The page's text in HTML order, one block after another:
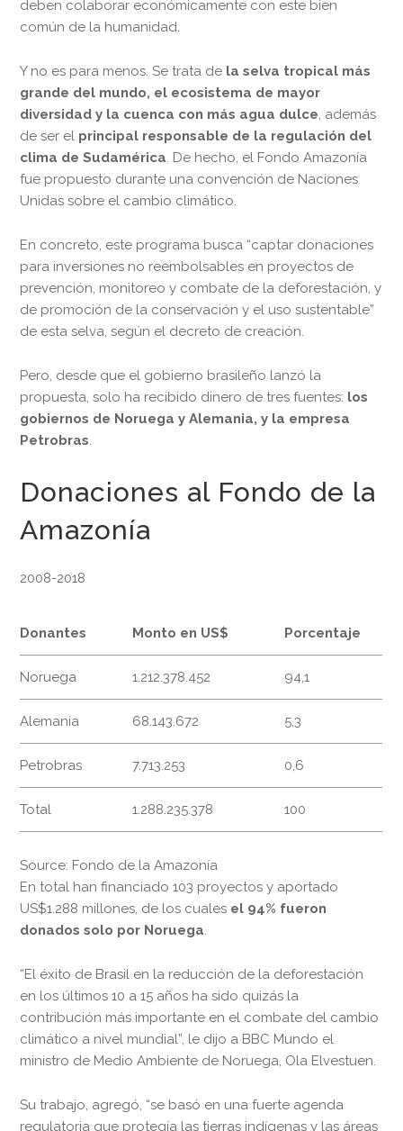
deben colaborar económicamente con este bien
común de la humanidad.
Y no es para menos. Se trata de la selva tropical más
grande del mundo, el ecosistema de mayor
diversidad y la cuenca con más agua dulce, además
de ser el principal responsable de la regulación del
clima de Sudamérica. De hecho, el Fondo Amazonía
fue propuesto durante una convención de Naciones
Unidas sobre el cambio climático.
En concreto, este programa busca “captar donaciones
para inversiones no reembolsables en proyectos de
prevención, monitoreo y combate de la deforestación, y
de promoción de la conservación y el uso sustentable”
de esta selva, según el decreto de creación.
Pero, desde que el gobierno brasileño lanzó la
propuesta, solo ha recibido dinero de tres fuentes: los
gobiernos de Noruega y Alemania, y la empresa
Petrobras.
Donaciones al Fondo de la
Amazonía
2008-2018
Donantes Monto en US$ Porcentaje
Noruega 1.212.378.452 94,1
Alemania 68.143.672 5,3
Petrobras 7.713.253 0,6
Total 1.288.235.378 100
Source: Fondo de la Amazonía
En total han financiado 103 proyectos y aportado
US$1.288 millones, de los cuales el 94% fueron
donados solo por Noruega.
“El éxito de Brasil en la reducción de la deforestación
en los últimos 10 a 15 años ha sido quizás la
contribución más importante en el combate del cambio
climático a nivel mundial”, le dijo a BBC Mundo el
ministro de Medio Ambiente de Noruega, Ola Elvestuen.
Su trabajo, agregó, “se basó en una fuerte agenda
regulatoria que protegía las tierras indígenas y las áreas